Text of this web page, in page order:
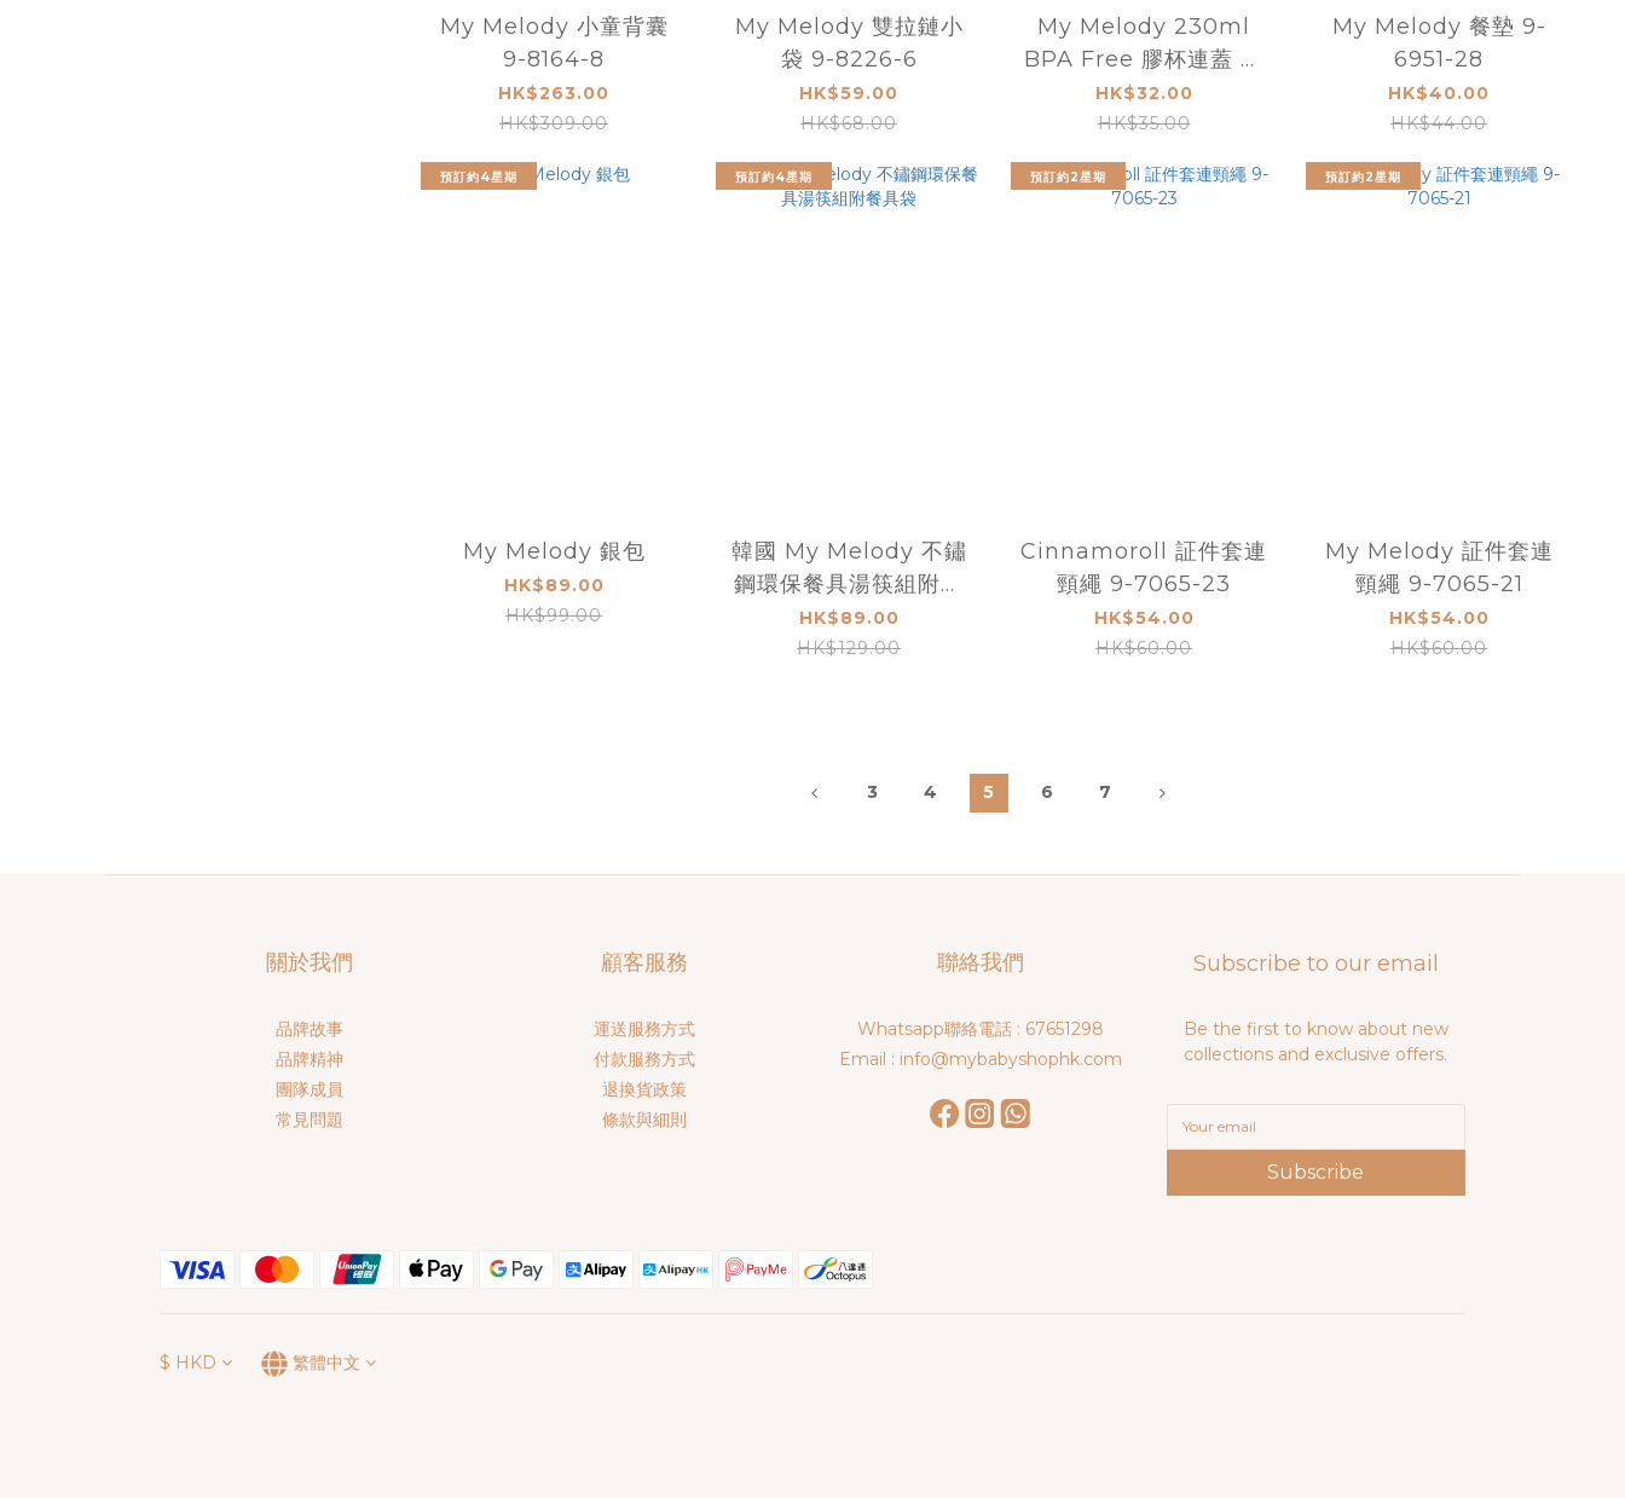
My Melody 小童背囊
9-8164-8
HK$263.00
HK$309.00
My Melody 雙拉鏈小
袋 9-8226-6
HK$59.00
HK$68.00
My Melody 230ml
BPA Free 膠杯連蓋 9-
7744-9
HK$32.00
HK$35.00
My Melody 餐墊 9-
6951-28
HK$40.00
HK$44.00
預訂約4星期
My Melody 銀包
HK$89.00
HK$99.00
預訂約4星期
韓國 My Melody 不鏽
鋼環保餐具湯筷組附餐
具袋
HK$89.00
HK$129.00
預訂約2星期
Cinnamoroll 証件套連
頸繩 9-7065-23
HK$54.00
HK$60.00
預訂約2星期
My Melody 証件套連
頸繩 9-7065-21
HK$54.00
HK$60.00
3 4 5 6 7
關於我們
品牌故事
品牌精神
團隊成員
常見問題
顧客服務
運送服務方式
付款服務方式
退換貨政策
條款與細則
聯絡我們
Whatsapp聯絡電話 : 67651298
Email : info@mybabyshophk.com
Subscribe to our email
Be the first to know about new
collections and exclusive offers.
Subscribe
$ HKD 繁體中文